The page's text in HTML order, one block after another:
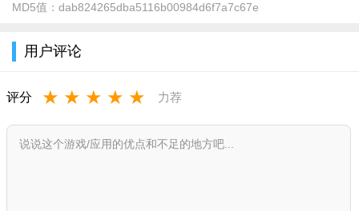
这款APP上的家居都是有一定的质量保障的，用户可以放心
佳兆家居app特色
MD5值： dab824265dba5116b00984d6f7a7c67e
用户评论
评分 ★ ★ ★ ★ ★ 力荐